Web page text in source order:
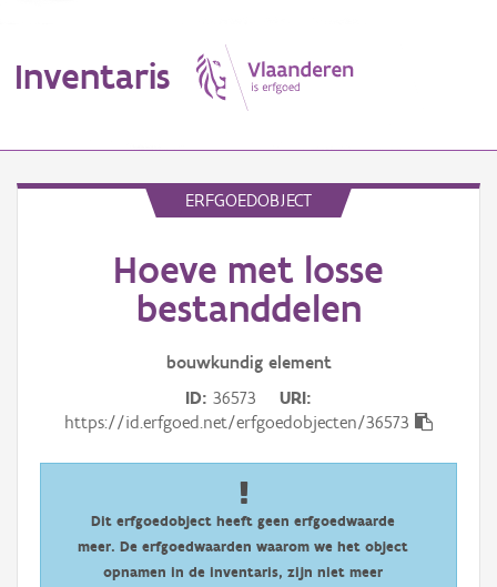
Inventaris
Aanduidingsobject
Gebeurtenis
Downloads
ERFGOEDOBJECT
Hoeve met losse
bestanddelen
bouwkundig element
ID 36573
URI
https://id.erfgoed.net/erfgoedobjecten/36573
Dit erfgoedobject heeft geen erfgoedwaarde
meer. De erfgoedwaarden waarom we het object
opnamen in de inventaris, zijn niet meer